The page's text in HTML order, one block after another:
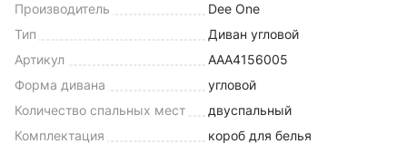
Производитель
Dee One
Тип
Диван угловой
Артикул
AAA4156005
Форма дивана
угловой
Количество спальных мест
двуспальный
Комплектация
короб для белья